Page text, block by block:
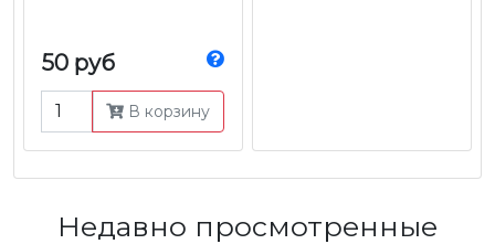
50 руб
В корзину
Недавно просмотренные